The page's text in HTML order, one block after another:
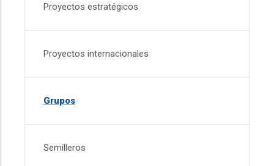
Proyectos estratégicos
Proyectos internacionales
Grupos
Semilleros